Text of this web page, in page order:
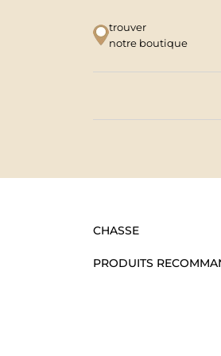
trouver
notre boutique
CHASSE
PRODUITS